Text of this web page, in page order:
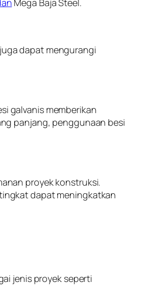
dapat mengurangi
galvanis memberikan
panjang, penggunaan besi
proyek konstruksi.
dapat meningkatkan
jenis proyek seperti